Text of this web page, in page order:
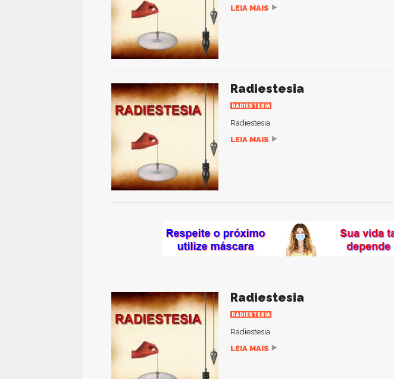
LEIA MAIS
Radiestesia
RADIESTESIA
Radiestesia
LEIA MAIS
Radiestesia
RADIESTESIA
Radiestesia
LEIA MAIS